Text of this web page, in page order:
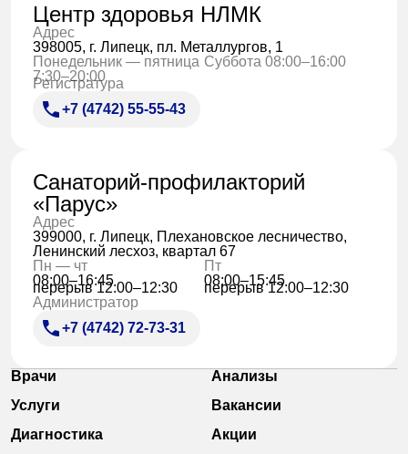
Центр здоровья НЛМК
Адрес
398005, г. Липецк, пл. Металлургов, 1
Понедельник — пятница
7:30–20:00
Суббота 08:00–16:00
Регистратура
+7 (4742) 55-55-43
Санаторий-профилакторий
«Парус»
Адрес
399000, г. Липецк, Плехановское лесничество,
Ленинский лесхоз, квартал 67
Пн — чт
08:00–16:45
перерыв 12:00–12:30
Пт
08:00–15:45
перерыв 12:00–12:30
Администратор
+7 (4742) 72-73-31
Врачи
Анализы
Услуги
Вакансии
Диагностика
Акции